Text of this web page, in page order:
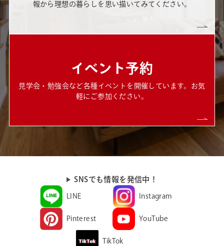
報から理想の暮らしを思い描いてみてください。
イベント予約
見学会・勉強会など各種イベントを開催しています。お気
軽にご参加ください。
SNSでも情報を発信中！
LINE Instagram
Pinterest YouTube
TikTok